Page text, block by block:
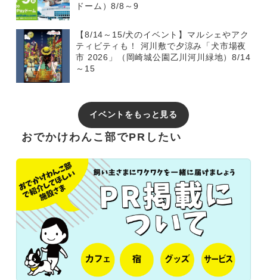
ドーム）8/8～9
【8/14～15/犬のイベント】マルシェやアク
ティビティも！ 河川敷で夕涼み「犬市場夜
市 2026」（岡崎城公園乙川河川緑地）8/14
～15
イベントをもっと見る
おでかけわんこ部でPRしたい